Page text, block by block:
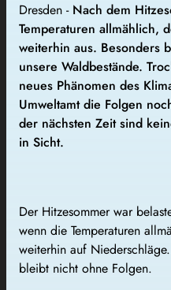
Dresden -Nach dem
Temperaturen allmählich,
weiterhin aus. Besonders
unsere Waldbestände.
neues Phänomen des
Umweltamt die Folgen
der nächsten Zeit sind
in Sicht.
Der Hitzesommer war
wenn die Temperaturen
weiterhin auf
bleibt nicht ohne Folgen.